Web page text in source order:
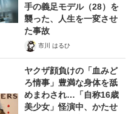
豆の...
手の義足モデル（28）を
襲った、人生を一変させ
た事故
市川 はるひ
ヤクザ顔負けの「血みど
ろ情事」豊満な身体を舐
めまわされ…「自称16歳
美少女」怪演中、かたせ